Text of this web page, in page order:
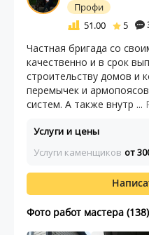
Профи
51.00
5
Частная бригада со
качественно и в срок
строительству домов и
перемычек и
систем. А также внутр ...
Услуги и цены
Услуги каменщиков от
Фото работ мастера (138)